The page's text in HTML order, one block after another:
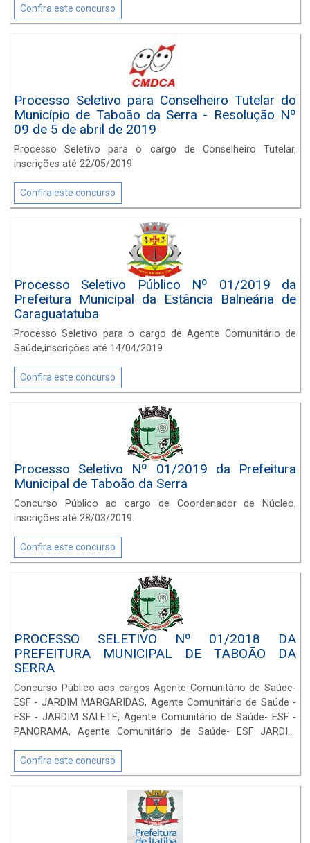
Professor de Educação Básica - PEB II: Inglês, Professor de
Educação Básica - PEB II: Matemática, Professor de
Básica - PEB II: Ciências, Professor de Educação Básica - PEB
II: História, Professor de Educação Básica - PEB II: Artes e
Professor de Educação Básica - PEB II: Educação Física.
Inscrições até 25 de novembro de 2019
Confira este concurso
Processo Seletivo para Conselheiro Tutelar do
Município de Taboão da Serra - Resolução Nº
09 de 5 de abril de 2019
Processo Seletivo para o cargo de Conselheiro Tutelar,
inscrições até 22/05/2019
Confira este concurso
Processo Seletivo Público Nº 01/2019 da
Prefeitura Municipal da Estância Balneária de
Caraguatatuba
Processo Seletivo para o cargo de Agente Comunitário de
Saúde,inscrições até 14/04/2019
Confira este concurso
Processo Seletivo Nº 01/2019 da Prefeitura
Municipal de Taboão da Serra
Concurso Público ao cargo de Coordenador de Núcleo,
inscrições até 28/03/2019.
Confira este concurso
PROCESSO SELETIVO Nº 01/2018 DA
PREFEITURA MUNICIPAL DE TABOÃO DA
SERRA
Concurso Público aos cargos Agente Comunitário de Saúde-
ESF - JARDIM MARGARIDAS, Agente Comunitário de Saúde -
ESF - JARDIM SALETE, Agente Comunitário de Saúde- ESF -
PANORAMA, Agente Comunitário de Saúde- ESF JARDIM
e Agente Comunitário de Saúde - ESF SILVIO SAMPAIO.
Confira este concurso